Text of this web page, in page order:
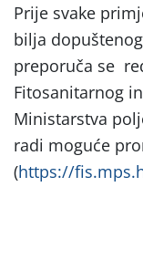
Prije svake
bilja
preporuča se
Fitosanitarnog
Ministarstva
radi moguće
(https://